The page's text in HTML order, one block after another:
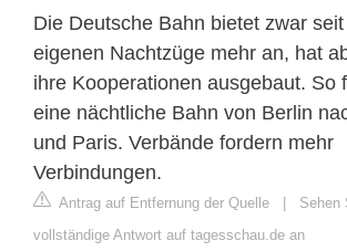
Die Deutsche Bahn bietet zwar
eigenen Nachtzüge mehr an, hat
ihre Kooperationen ausgebaut. So
eine nächtliche Bahn von Berlin
und Paris. Verbände fordern mehr
Verbindungen.
Antrag auf Entfernung der Quelle | Sehen
vollständige Antwort auf tagesschau.de an